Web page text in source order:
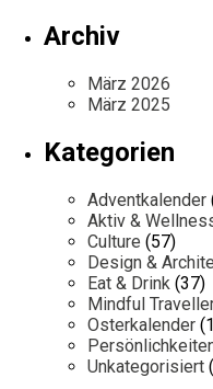
Archiv
März 2026
März 2025
Kategorien
Adventkalender
Aktiv &
Culture (57)
Design &
Eat & Drink (37)
Mindful
Osterkalender
Unkategorisiert